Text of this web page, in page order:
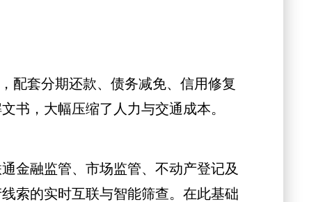
套分期还款、债务减免、信用修复
书，大幅压缩了人力与交通成本。
融监管、市场监管、不动产登记及
索的实时互联与智能筛查。在此基础